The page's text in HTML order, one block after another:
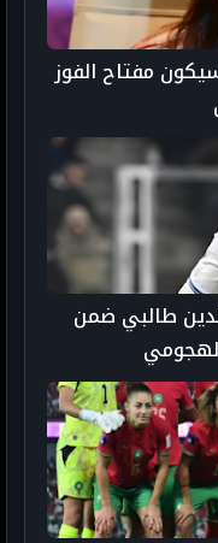
مفتاح الفوز
طالبي ضمن